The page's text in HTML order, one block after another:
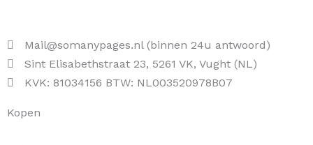
Mail@somanypages.nl (binnen 24u antwoord)
Sint Elisabethstraat 23, 5261 VK, Vught (NL)
KVK: 81034156 BTW: NL003520978B07
Kopen